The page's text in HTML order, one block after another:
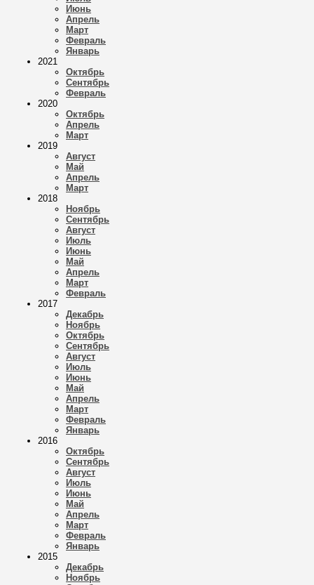
Июнь
Апрель
Март
Февраль
Январь
2021
Октябрь
Сентябрь
Февраль
2020
Октябрь
Апрель
Март
2019
Август
Май
Апрель
Март
2018
Ноябрь
Сентябрь
Август
Июль
Июнь
Май
Апрель
Март
Февраль
2017
Декабрь
Ноябрь
Октябрь
Сентябрь
Август
Июль
Июнь
Май
Апрель
Март
Февраль
Январь
2016
Октябрь
Сентябрь
Август
Июль
Июнь
Май
Апрель
Март
Февраль
Январь
2015
Декабрь
Ноябрь